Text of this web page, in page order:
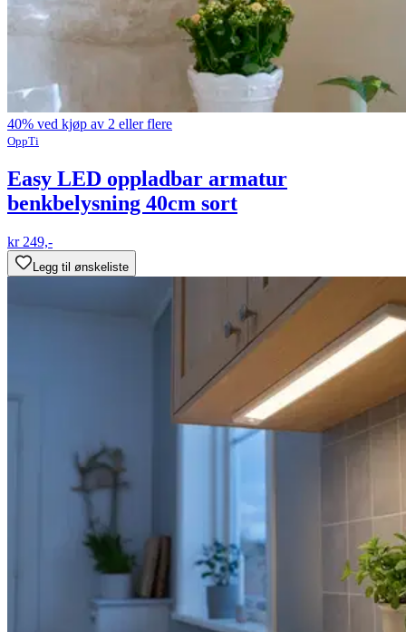
40% ved kjøp av 2 eller flere
OppTi
Easy LED oppladbar armatur
benkbelysning 40cm sort
kr 249,-
Legg til ønskeliste